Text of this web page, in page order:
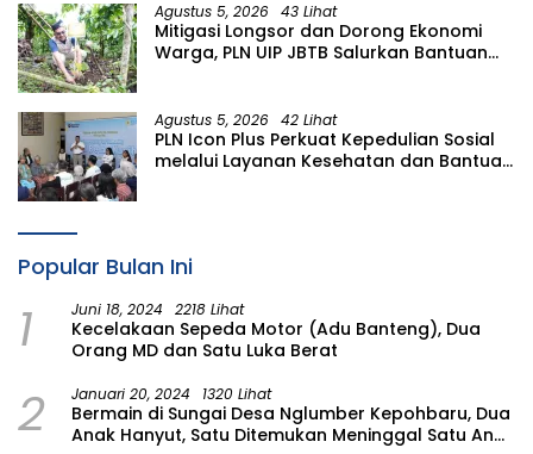
Agustus 5, 2026 43 Lihat
Mitigasi Longsor dan Dorong Ekonomi
Warga, PLN UIP JBTB Salurkan Bantuan
Agustus 5, 2026 42 Lihat
PLN Icon Plus Perkuat Kepedulian Sosial
melalui Layanan Kesehatan dan Bantuan
Popular Bulan Ini
1 Juni 18, 2024 2218 Lihat
Kecelakaan Sepeda Motor (Adu Banteng), Dua
Orang MD dan Satu Luka Berat
2 Januari 20, 2024 1320 Lihat
Bermain di Sungai Desa Nglumber Kepohbaru, Dua
Anak Hanyut, Satu Ditemukan Meninggal Satu Anak